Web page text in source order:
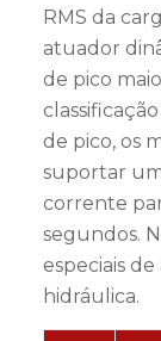
RMS da
atuador
de pico
de pico, os
suportar
corrente
segundos.
especiais
hidráulica.